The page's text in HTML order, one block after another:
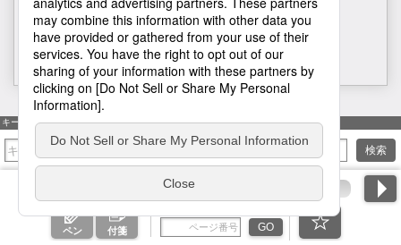
H1
キーワード検索
検索
ペン 付箋 GO